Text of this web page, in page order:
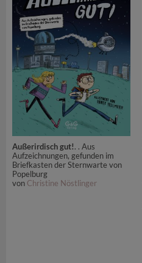
Außerirdisch gut!. . Aus
Aufzeichnungen, gefunden im
Briefkasten der Sternwarte von
Popelburg
von Christine Nöstlinger